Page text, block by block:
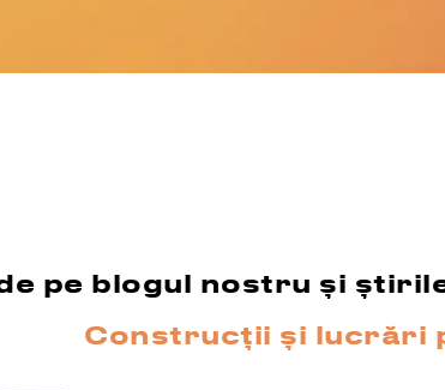
pe blogul nostru și
Construcții și lucrări